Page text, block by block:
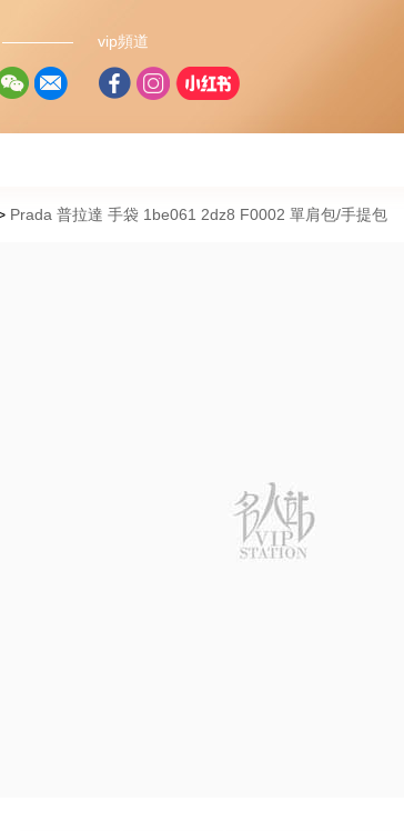
vip頻道
Prada 普拉達 手袋 1be061 2dz8 F0002 單肩包/手提包